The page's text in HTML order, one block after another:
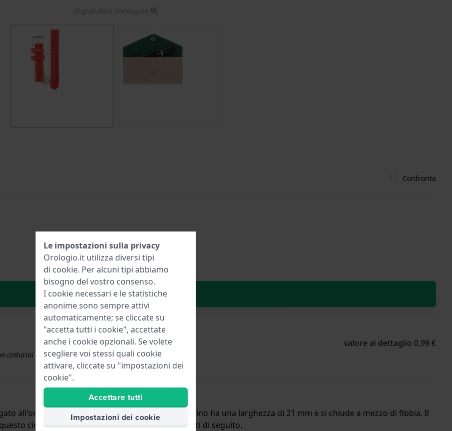
Ingrandisci immagine
Confronta
Aggiungi al carrello
valore al dettaglio 0,99 €
cinturini superiori a € 50
all'orologio per mezzo di perni a molla. Il cinturino ha una larghezza di 21 mm e si chiude a mezzo di fibbia. Il
cinturino è adatto solo per gli orologi elencati di seguito.
Le impostazioni sulla privacy
Orologio.it utilizza diversi tipi
di cookie. Per alcuni tipi abbiamo
bisogno del vostro consenso.
I cookie necessari e le statistiche
anonime sono sempre attivi
automaticamente; se cliccate su
"accetta tutti i cookie", accettate
anche i cookie opzionali. Se volete
scegliere voi stessi quali cookie
attivare, cliccate su "impostazioni dei
cookie".
Accettare tutti
Impostazioni dei cookie